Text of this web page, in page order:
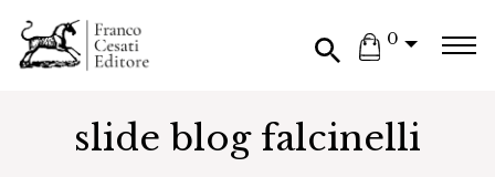
0
slide blog falcinelli